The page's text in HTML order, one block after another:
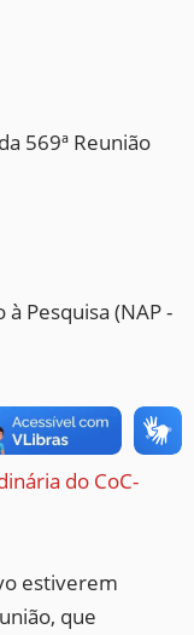
569ª Reunião
Pesquisa (NAP -
do CoC-
estiverem
que